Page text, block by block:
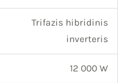
Trifazis hibridinis
inverteris
12 000 W